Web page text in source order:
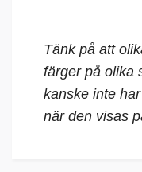
Tänk på att
färger på olika
kanske inte
när den visas